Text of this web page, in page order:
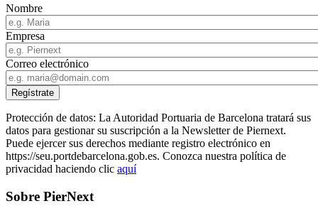
Nombre
Empresa
Correo electrónico
Protección de datos: La Autoridad Portuaria de Barcelona tratará sus
datos para gestionar su suscripción a la Newsletter de Piernext.
Puede ejercer sus derechos mediante registro electrónico en
https://seu.portdebarcelona.gob.es. Conozca nuestra política de
privacidad haciendo clic aquí
Sobre PierNext